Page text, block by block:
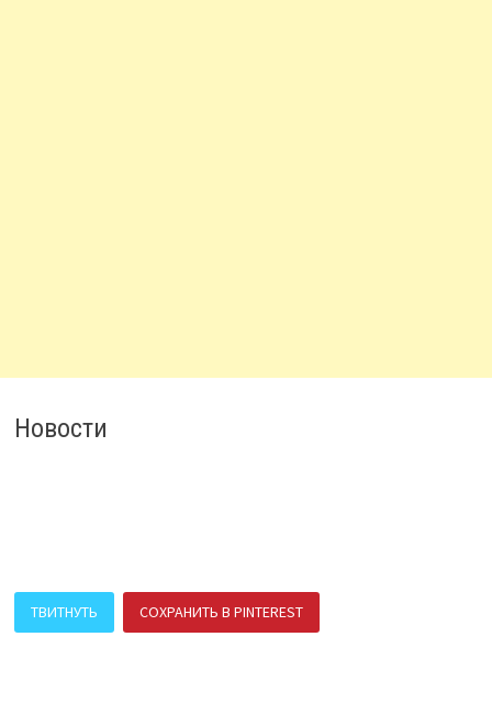
Новости
ТВИТНУТЬ СОХРАНИТЬ В PINTEREST